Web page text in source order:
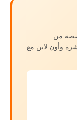
من
وأون لاين مع